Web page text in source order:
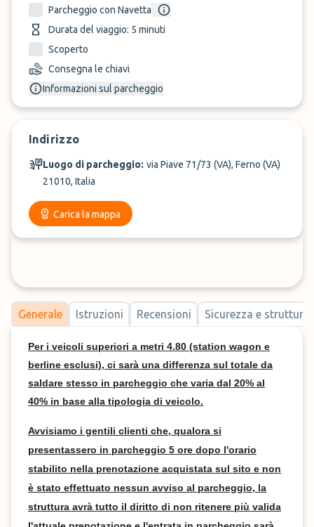
Parcheggio con Navetta
Durata del viaggio: 5 minuti
Scoperto
Consegna le chiavi
Informazioni sul parcheggio
Indirizzo
Luogo di parcheggio: via Piave 71/73 (VA), Ferno (VA)
21010, Italia
Carica la mappa
Generale Istruzioni Recensioni Sicurezza e strutture
Per i veicoli superiori a metri 4.80 (station wagon e
berline esclusi), ci sarà una differenza sul totale da
saldare stesso in parcheggio che varia dal 20% al
40% in base alla tipologia di veicolo.
Avvisiamo i gentili clienti che, qualora si
presentassero in parcheggio 5 ore dopo l'orario
stabilito nella prenotazione acquistata sul sito e non
è stato effettuato nessun avviso al parcheggio, la
struttura avrà tutto il diritto di non ritenere più valida